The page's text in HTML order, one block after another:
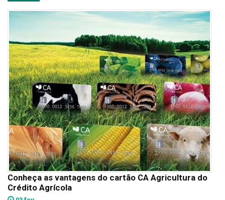
Conheça as vantagens do cartão CA Agricultura do
Crédito Agrícola